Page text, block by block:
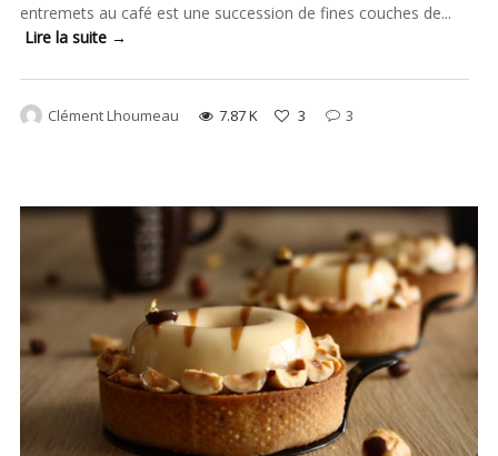
entremets au café est une succession de fines couches de...
Lire la suite →
Clément Lhoumeau 7.87 K 3 3